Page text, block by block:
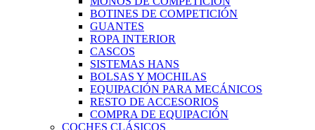
BOTINES DE COMPETICIÓN
GUANTES
ROPA INTERIOR
CASCOS
SISTEMAS HANS
BOLSAS Y MOCHILAS
EQUIPACIÓN PARA MECÁNICOS
RESTO DE ACCESORIOS
COMPRA DE EQUIPACIÓN
COCHES CLÁSICOS